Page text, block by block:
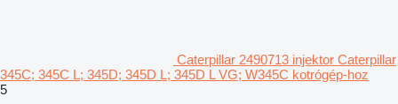
Caterpillar 2490713 injektor Caterpillar
345C; 345C L; 345D; 345D L; 345D L VG; W345C kotrógép-hoz
5